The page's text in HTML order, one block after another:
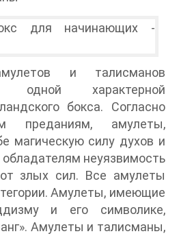
и талисманов
характерной
бокса. Согласно
преданиям, амулеты,
магическую силу духов и
неуязвимость
злых сил. Все амулеты
Амулеты, имеющие
и его символике,
Амулеты и талисманы,